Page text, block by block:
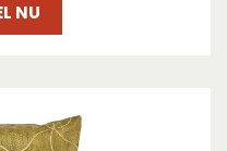
NU